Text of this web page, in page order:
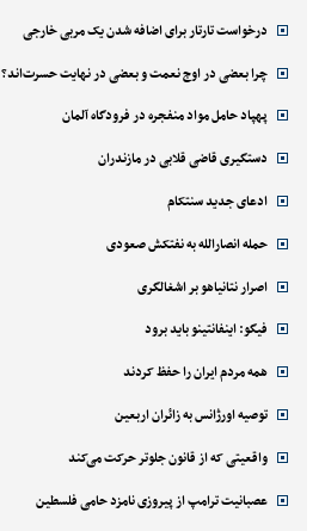
درخواست تارتار برای اضافه شدن یک مربی خارجی
چرا بعضی در اوج نعمت و بعضی در نهایت حسرت‌اند؟
پهپاد حامل مواد منفجره در فرودگاه آلمان
دستگیری قاضی قلابی در مازندران
ادعای جدید سنتکام
حمله انصارالله به نفتکش صعودی
اصرار نتانیاهو بر اشغالگری
فیگو: اینفانتینو باید برود
همه مردم ایران را حفظ کردند
توصیه اورژانس به زائران اربعین
واقعیتی که از قانون جلوتر حرکت می‌کند
عصبانیت ترامپ از پیروزی نامزد حامی فلسطین